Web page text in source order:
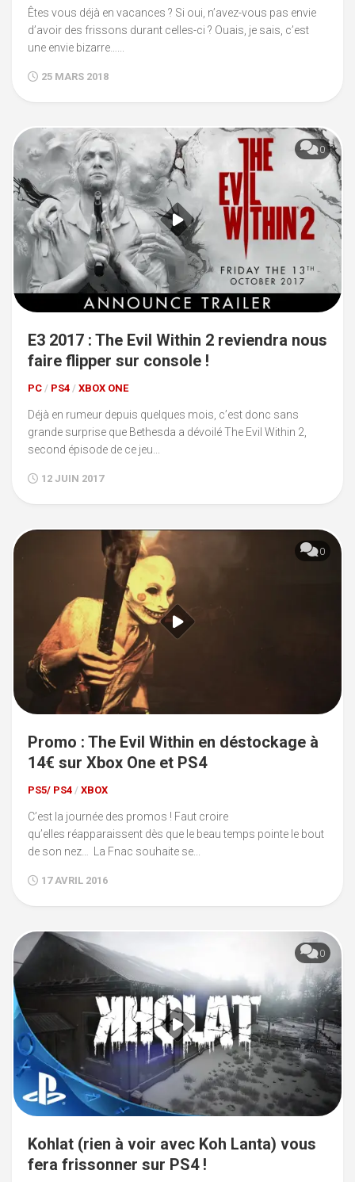
Êtes vous déjà en vacances ? Si oui, n’avez-vous pas envie
d’avoir des frissons durant celles-ci ? Ouais, je sais, c’est
une envie bizarre…...
25 MARS 2018
0
E3 2017 : The Evil Within 2 reviendra nous
faire flipper sur console !
PC / PS4 / XBOX ONE
Déjà en rumeur depuis quelques mois, c’est donc sans
grande surprise que Bethesda a dévoilé The Evil Within 2,
second épisode de ce jeu...
12 JUIN 2017
0
Promo : The Evil Within en déstockage à
14€ sur Xbox One et PS4
PS5/ PS4 / XBOX
C’est la journée des promos ! Faut croire
qu’elles réapparaissent dès que le beau temps pointe le bout
de son nez… La Fnac souhaite se...
17 AVRIL 2016
0
Kohlat (rien à voir avec Koh Lanta) vous
fera frissonner sur PS4 !